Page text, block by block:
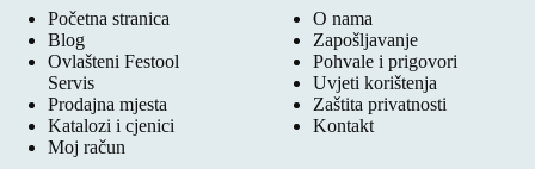
Početna stranica
Blog
Ovlašteni Festool
Servis
Prodajna mjesta
Katalozi i cjenici
Moj račun
O nama
Zapošljavanje
Pohvale i prigovori
Uvjeti korištenja
Zaštita privatnosti
Kontakt